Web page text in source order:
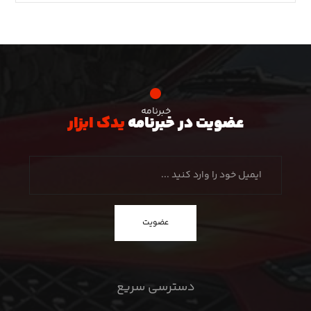
خبرنامه
عضویت در خبرنامهیدک ابزار
عضویت
دسترسی سریع